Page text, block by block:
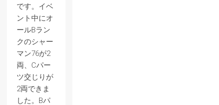
です。イベ
ント中にオ
ールBラン
クのシャー
マン76が2
両、Cパー
ツ交じりが
2両できま
した。Bパ